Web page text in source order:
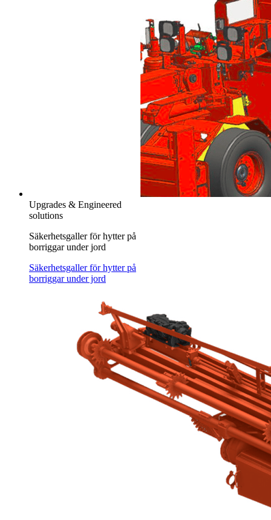
Upgrades & Engineered
solutions
Säkerhetsgaller för hytter på
borriggar under jord
Säkerhetsgaller för hytter på
borriggar under jord